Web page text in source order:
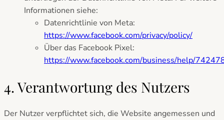
Informationen siehe:
Datenrichtlinie von Meta:
https://www.facebook.com/privacy/policy/
Über das Facebook Pixel:
https://www.facebook.com/business/help/
4. Verantwortung des Nutzers
Der Nutzer verpflichtet sich, die Website angemessen und